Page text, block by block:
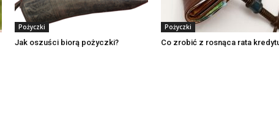
Pożyczki
Jak oszuści biorą pożyczki?
Pożyczki
Co zrobić z rosnąca rata